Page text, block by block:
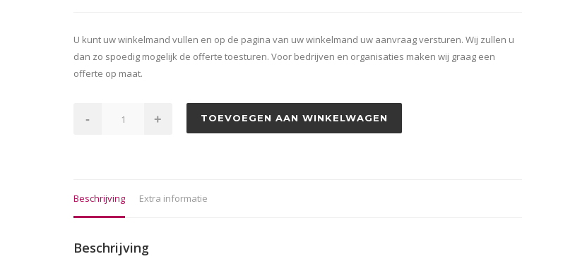
U kunt uw winkelmand vullen en op de pagina van uw winkelmand uw aanvraag versturen. Wij zullen u
dan zo spoedig mogelijk de offerte toesturen. Voor bedrijven en organisaties maken wij graag een
offerte op maat.
- + TOEVOEGEN AAN WINKELWAGEN
Beschrijving Extra informatie
Beschrijving